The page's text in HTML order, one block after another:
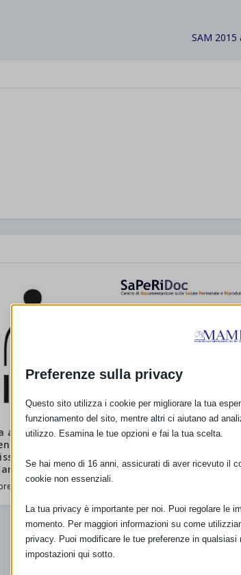
SAM
aperta al
della V
Bilancio
On. Melilli
2020
Internazionale in Italia
Preferenze sulla privacy
Questo sito utilizza i cookie per migliorare la tua
funzionamento del sito, mentre altri ci aiutano ad
utilizzo. Esamina le tue opzioni e fai la tua scelta.
Se hai meno di 16 anni, assicurati di aver ricevuto il
cookie non essenziali.
La tua privacy è importante per noi. Puoi regolare le
momento. Per maggiori informazioni su come
privacy. Puoi modificare le tue preferenze in
impostazioni qui sotto.